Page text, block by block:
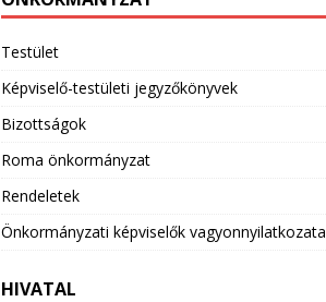
Testület
Képviselő-testületi jegyzőkönyvek
Bizottságok
Roma önkormányzat
Rendeletek
Önkormányzati képviselők vagyonnyilatkozata
HIVATAL